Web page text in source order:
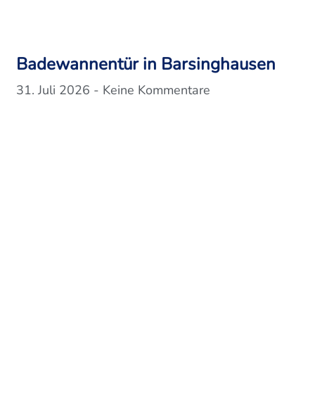
Badewannentür in Barsinghausen
31. Juli 2026 Keine Kommentare